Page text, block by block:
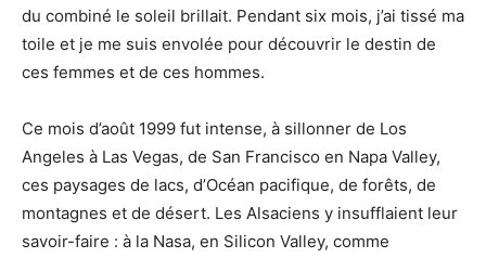
du combiné le soleil brillait. Pendant six mois, j’ai tissé ma
toile et je me suis envolée pour découvrir le destin de
ces femmes et de ces hommes.
Ce mois d’août 1999 fut intense, à sillonner de Los
Angeles à Las Vegas, de San Francisco en Napa Valley,
ces paysages de lacs, d’Océan pacifique, de forêts, de
montagnes et de désert. Les Alsaciens y insufflaient leur
savoir-faire : à la Nasa, en Silicon Valley, comme